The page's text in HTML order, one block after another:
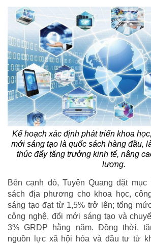
Kế hoạch xác định phát triển khoa
mới sáng tạo là quốc sách hàng đầu,
thúc đẩy tăng trưởng kinh tế, nâng
lượng.
Bên cạnh đó, Tuyên Quang đặt
sách địa phương cho khoa học,
sáng tạo đạt từ 1,5% trở lên; tổng
công nghệ, đổi mới sáng tạo và
3% GRDP hằng năm. Đồng thời,
nguồn lực xã hội hóa và đầu tư từ